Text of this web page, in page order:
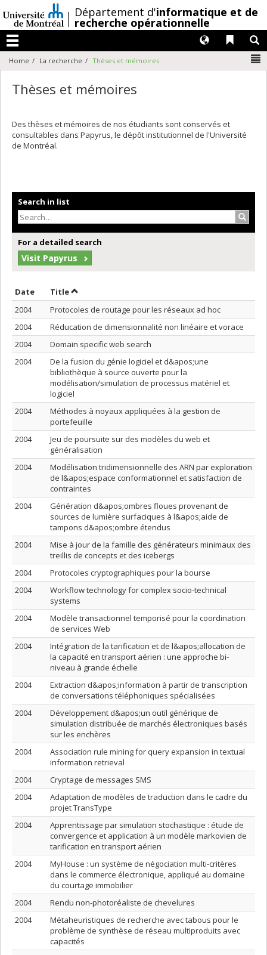
au
contenu
/Département d'informatique et de
recherche opérationnelle
Menu
Liens
Langues
Home La recherche Thèses et mémoires
Thèses et mémoires
Des thèses et mémoires de nos étudiants sont conservés et
consultables dans Papyrus, le dépôt institutionnel de l'Université
de Montréal.
Search in list
For a detailed search
Visit Papyrus
Date Sort by date in descending order
TitleSort by title in descending order
2004
Protocoles de routage pour les réseaux ad hoc
2004
Réducation de dimensionnalité non linéaire et vorace
2004
Domain specific web search
2004
De la fusion du génie logiciel et d&apos;une
bibliothèque à source ouverte pour la
modélisation/simulation de processus matériel et
logiciel
2004
Méthodes à noyaux appliquées à la gestion de
portefeuille
2004
Jeu de poursuite sur des modèles du web et
généralisation
2004
Modélisation tridimensionnelle des ARN par exploration
de l&apos;espace conformationnel et satisfaction de
contraintes
2004
Génération d&apos;ombres floues provenant de
sources de lumière surfaciques à l&apos;aide de
tampons d&apos;ombre étendus
2004
Mise à jour de la famille des générateurs minimaux des
treillis de concepts et des icebergs
2004
Protocoles cryptographiques pour la bourse
2004
Workflow technology for complex socio-technical
systems
2004
Modèle transactionnel temporisé pour la coordination
de services Web
2004
Intégration de la tarification et de l&apos;allocation de
la capacité en transport aérien : une approche bi-
niveau à grande échelle
2004
Extraction d&apos;information à partir de transcription
de conversations téléphoniques spécialisées
2004
Développement d&apos;un outil générique de
simulation distribuée de marchés électroniques basés
sur les enchères
2004
Association rule mining for query expansion in textual
information retrieval
2004
Cryptage de messages SMS
2004
Adaptation de modèles de traduction dans le cadre du
projet TransType
2004
Apprentissage par simulation stochastique : étude de
convergence et application à un modèle markovien de
tarification en transport aérien
2004
MyHouse : un système de négociation multi-critères
dans le commerce électronique, appliqué au domaine
du courtage immobilier
2004
Rendu non-photoréaliste de chevelures
2004
Métaheuristiques de recherche avec tabous pour le
problème de synthèse de réseau multiproduits avec
capacités